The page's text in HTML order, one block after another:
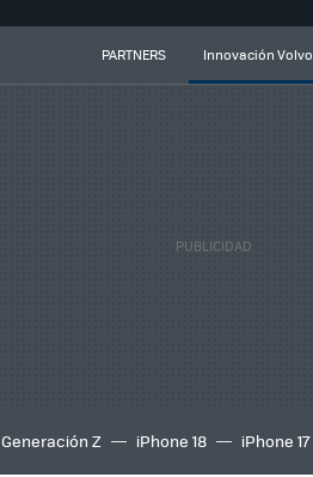
PARTNERS Innovación Volvo
Generación Z iPhone 18 iPhone 17